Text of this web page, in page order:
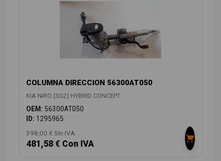
COLUMNA DIRECCION 56300AT050
KIA NIRO (SG2) HYBRID CONCEPT
OEM: 56300AT050
ID: 1295965
398,00 € Sin IVA
481,58 € Con IVA